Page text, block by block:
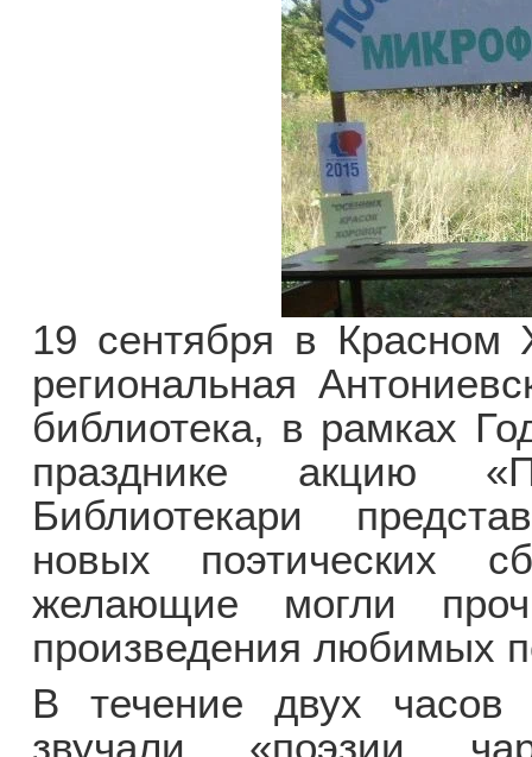
19 сентября в
региональная
библиотека, в рамках
празднике акцию
Библиотекари
новых поэтических
желающие могли
произведения любимых
В течение двух часов
звучали «поэзии